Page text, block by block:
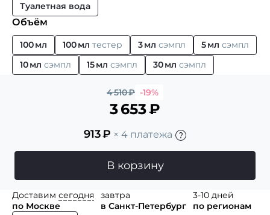
Туалетная вода
Объём
100 мл 100 мл тестер 3 мл сэмпл 5 мл сэмпл
10 мл сэмпл 15 мл сэмпл 30 мл сэмпл
4 510₽ -19%
3 653₽
913₽ × 4 платежа
В корзину
Доставим сегодня
по Москве
завтра
в Санкт-Петербург
3-10 дней
по регионам